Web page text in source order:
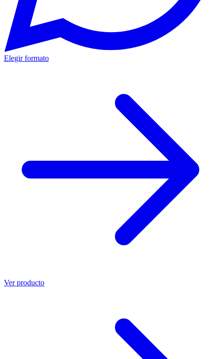
Elegir formato
Ver producto